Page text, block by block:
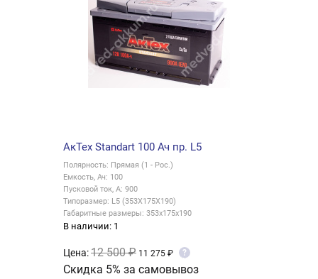
АкТех Standart 100 Ач пр. L5
Полярность: Прямая (1 - Рос.)
Емкость, Ач: 100
Пусковой ток, А: 900
Типоразмер: L5 (353X175X190)
Габаритные размеры: 353x175x190
В наличии: 1
Цена:12 500 ₽ 11 275 ₽ ?
Скидка 5% за самовывоз